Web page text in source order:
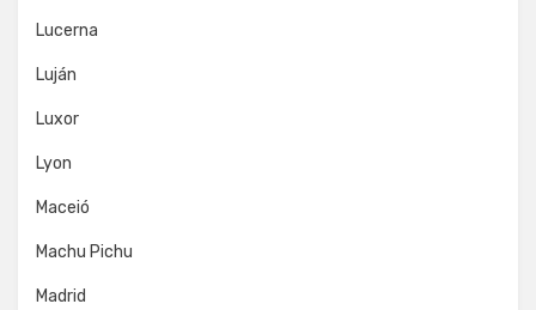
Lucerna
Luján
Luxor
Lyon
Maceió
Machu Pichu
Madrid